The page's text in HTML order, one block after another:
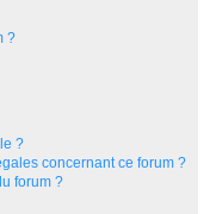
?
?
concernant ce forum ?
forum ?